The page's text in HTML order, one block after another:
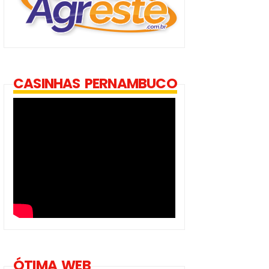
CASINHAS PERNAMBUCO